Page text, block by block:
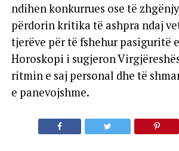
ndihen konkurrues ose të
përdorin kritika të ashpra ndaj
tjerëve për të fshehur pasiguritë
Horoskopi i sugjeron
ritmin e saj personal dhe të
e panevojshme.